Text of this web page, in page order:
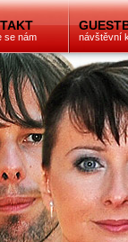
se nám návštěvní